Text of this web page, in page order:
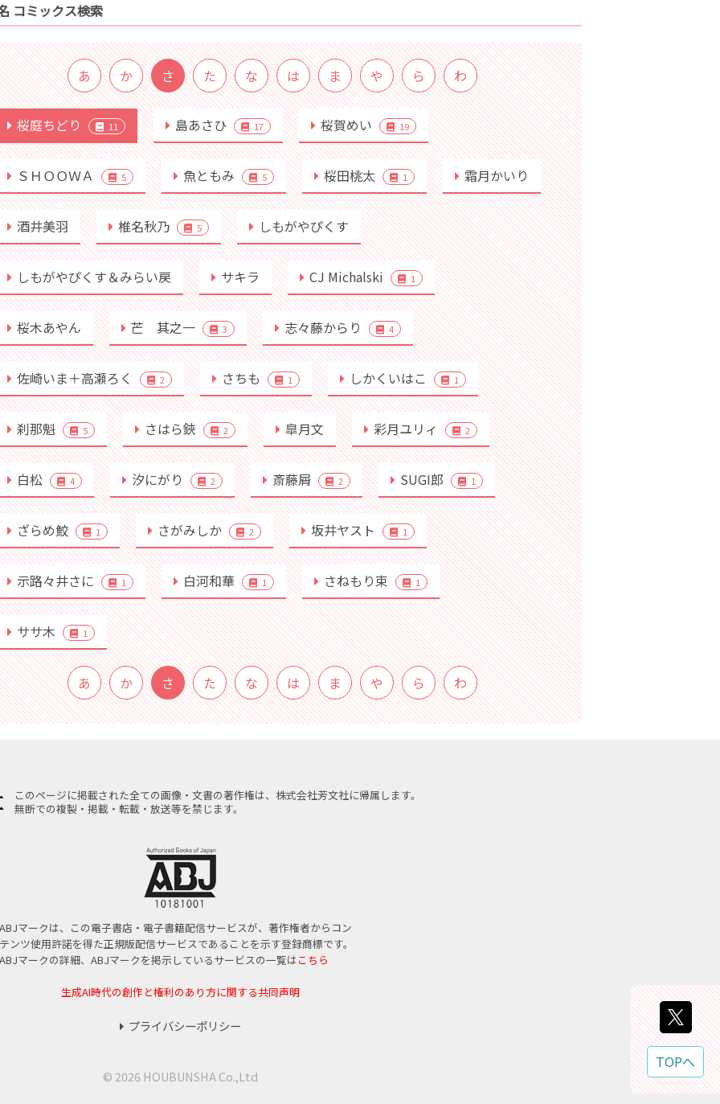
コミックス検索
あ か さ た な は ま や ら わ
桜庭ちどり 11 島あさひ 17 桜賀めい 19
ＳＨＯＯＷＡ 5 魚ともみ 5 桜田桃太 1 霜月かいり
酒井美羽 椎名秋乃 5 しもがやぴくす
しもがやぴくす＆みらい戻 サキラ CJ Michalski 1
桜木あやん 芒 其之一 3 志々藤からり 4
佐崎いま＋高瀬ろく 2 さちも 1 しかくいはこ 1
刹那魁 5 さはら鋏 2 皐月文 彩月ユリィ 2
白松 4 汐にがり 2 斎藤屑 2 SUGI郎 1
ざらめ鮫 1 さがみしか 2 坂井ヤスト 1
示路々井さに 1 白河和華 1 さねもり束 1
ササ木 1
あ か さ た な は ま や ら わ
このページに掲載された全ての画像・文書の著作権は、株式会社芳文社に帰属します。
無断での複製・掲載・転載・放送等を禁じます。
ABJマークは、この電子書店・電子書籍配信サービスが、著作権者からコン
テンツ使用許諾を得た正規版配信サービスであることを示す登録商標です。
ABJマークの詳細、ABJマークを掲示しているサービスの一覧はこちら
生成AI時代の創作と権利のあり方に関する共同声明
プライバシーポリシー
© 2026 HOUBUNSHA Co.,Ltd
TOPへ